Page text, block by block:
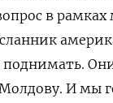
в
поднимать.
И мы